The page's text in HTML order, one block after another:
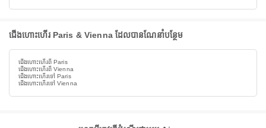
ជើងហោះហើរ Paris & Vienna ដែលបានណែនាំបន្ថែម
ជើងហោះហើរពី Paris
ជើងហោះហើរពី Vienna
ជើងហោះហើរទៅ Paris
ជើងហោះហើរទៅ Vienna